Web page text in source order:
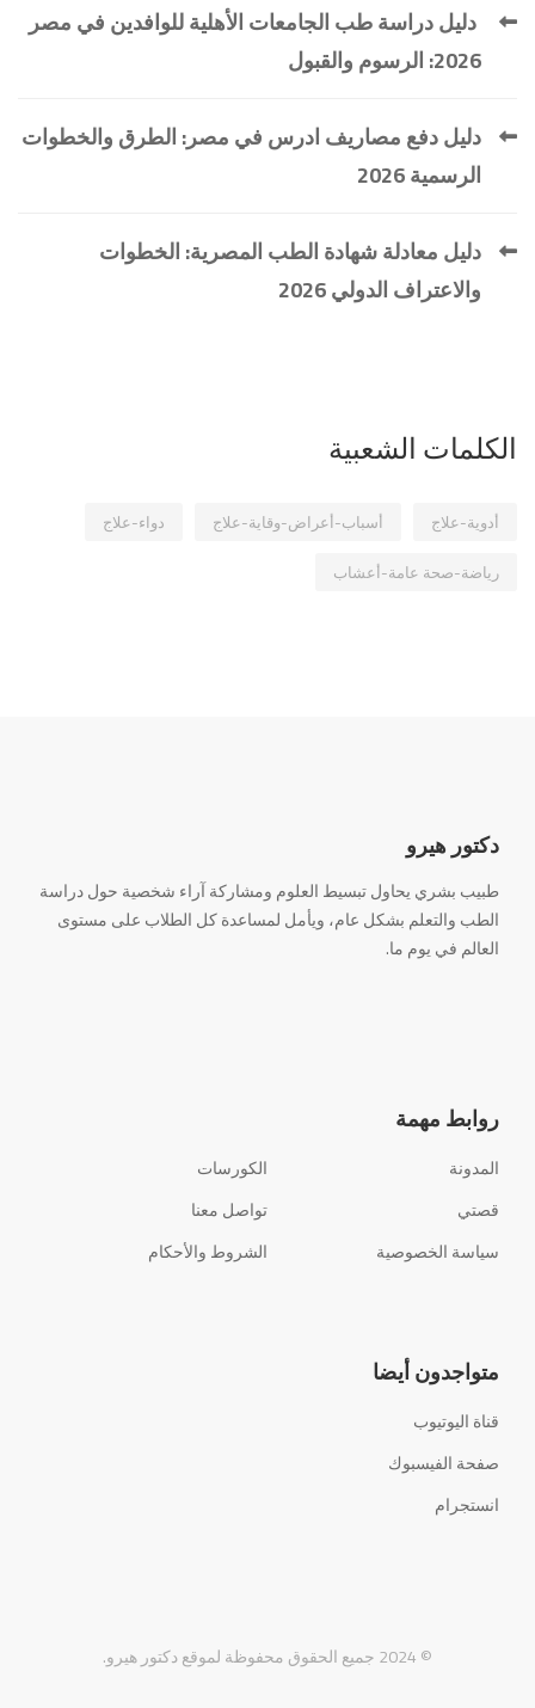
دليل دراسة طب الجامعات الأهلية للوافدين في مصر
2026: الرسوم والقبول
دليل دفع مصاريف ادرس في مصر: الطرق والخطوات
الرسمية 2026
دليل معادلة شهادة الطب المصرية: الخطوات
والاعتراف الدولي 2026
الكلمات الشعبية
أدوية-علاج أسباب-أعراض-وقاية-علاج
دواء-علاج
رياضة-صحة عامة-أعشاب
دكتور هيرو
طبيب بشري يحاول تبسيط العلوم ومشاركة آراء شخصية حول دراسة
الطب والتعلم بشكل عام، ويأمل لمساعدة كل الطلاب على مستوى
العالم في يوم ما.
روابط مهمة
المدونة
الكورسات
قصتي
تواصل معنا
سياسة الخصوصية
الشروط والأحكام
متواجدون أيضا
قناة اليوتيوب
صفحة الفيسبوك
انستجرام
© 2024 جميع الحقوق محفوظة لموقع دكتور هيرو.